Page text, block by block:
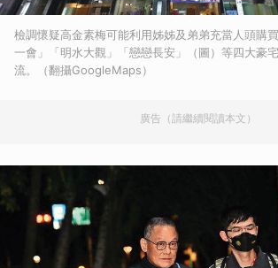
檢調懷疑高金素梅可能利用姊姊及弟弟充當人頭購
一會」「明水大觀」「戀戀長安」（圖）等四大豪
流。（翻攝GoogleMaps）
廣告（請繼續閱讀本文）